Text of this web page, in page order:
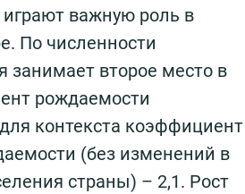
важную роль в
По численности
занимает второе место в
рождаемости
контекста коэффициент
(без изменений в
страны) – 2,1. Рост